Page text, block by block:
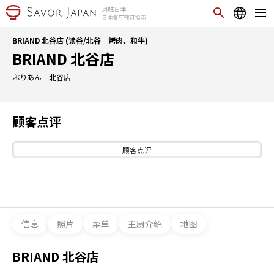
BRIAND 北谷店 (读谷/北谷｜烤肉、和牛)
BRIAND 北谷店
ぶりあん 北谷店
顾客点评
顾客点评
信息 照片 菜单 主厨介绍 地图
BRIAND 北谷店